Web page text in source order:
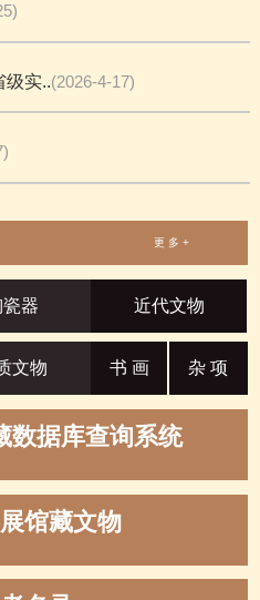
级实..(2026-4-17)
更 多 +
瓷器 近代文物
文物 书 画 杂 项
数据库查询系统
馆藏文物